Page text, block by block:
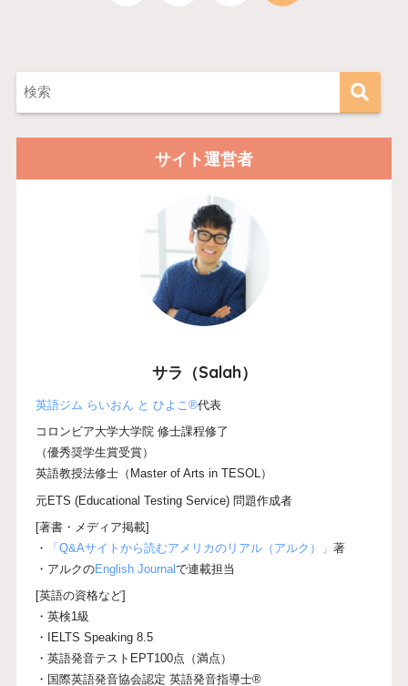
サイト運営者
サラ（Salah）
英語ジム らいおん と ひよこ®代表
コロンビア大学大学院 修士課程修了
（優秀奨学生賞受賞）
英語教授法修士（Master of Arts in TESOL）
元ETS (Educational Testing Service) 問題作成者
[著書・メディア掲載]
・
「Q&Aサイトから読むアメリカのリアル（アルク）」著
・アルクのEnglish Journalで連載担当
[英語の資格など]
・英検1級
・IELTS Speaking 8.5
・英語発音テストEPT100点（満点）
・国際英語発音協会認定 英語発音指導士®